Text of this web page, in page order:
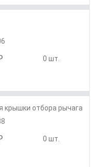
0 шт.
крышки отбора рычага
0 шт.